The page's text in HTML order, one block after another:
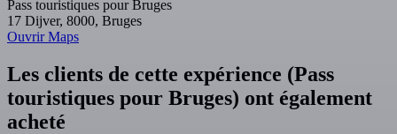
Pass touristiques pour Bruges
17 Dijver, 8000, Bruges
Ouvrir Maps
Les clients de cette expérience (Pass
touristiques pour Bruges) ont également
acheté